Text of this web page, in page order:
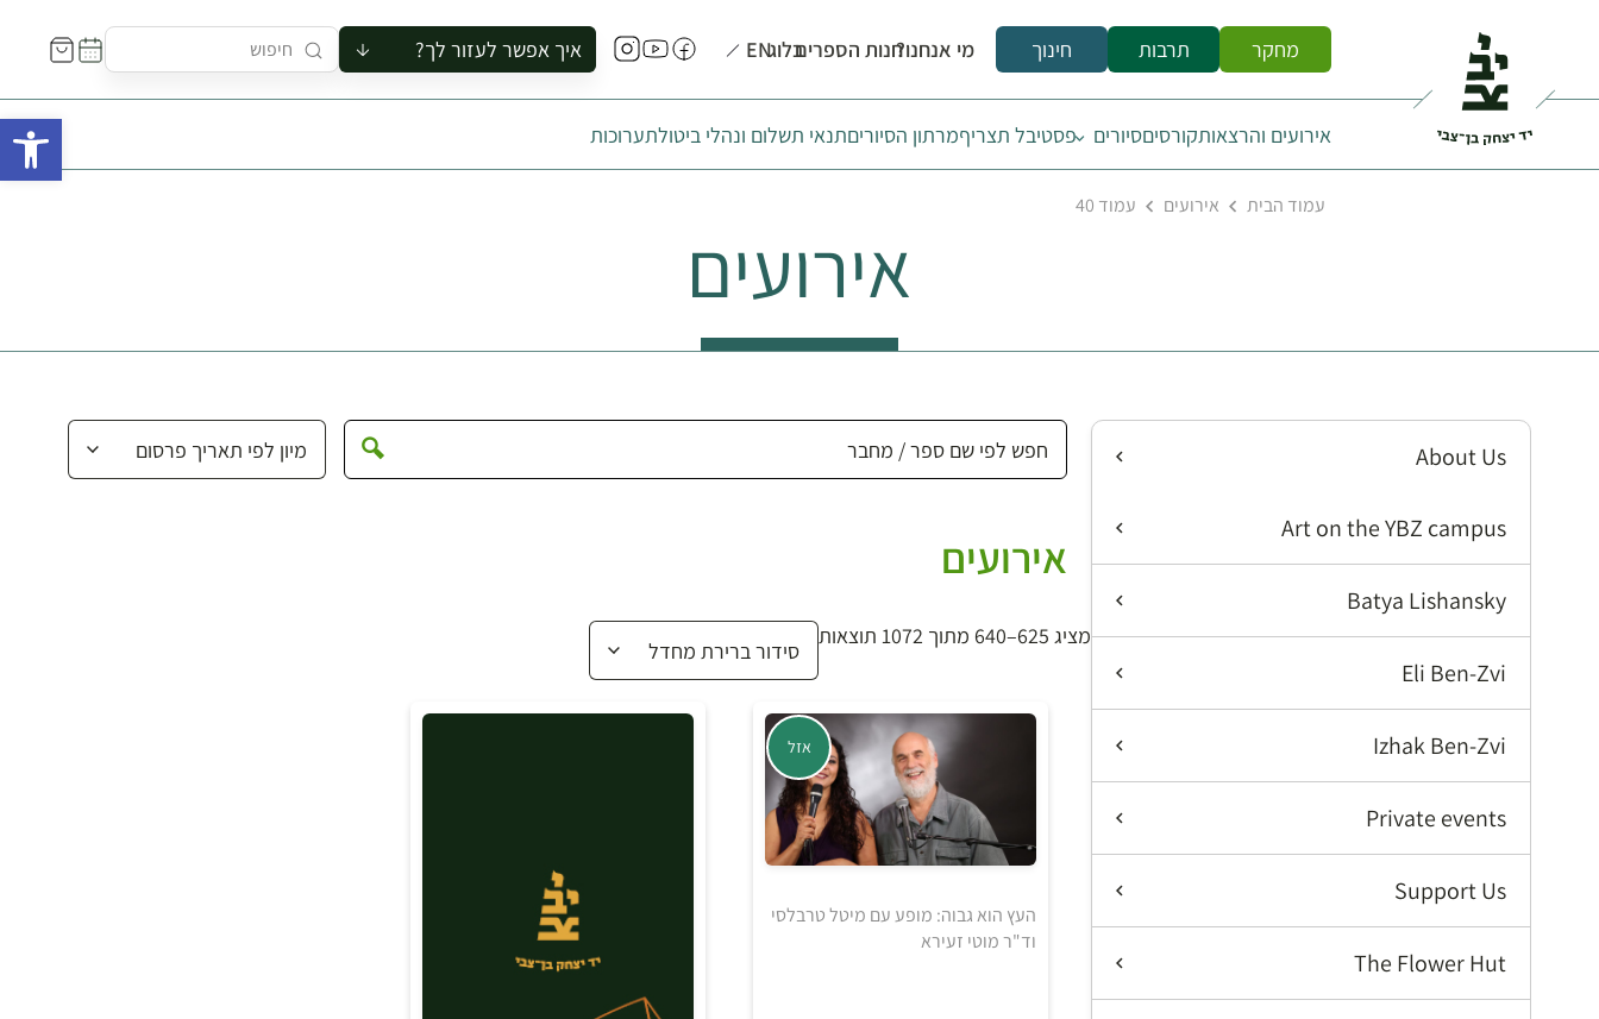
מחקר תרבות חינוך מי אנחנו?חנות הספריםבלוגEN איך אפשר לעזור לך?
להזמין סיור לקבוצה
להירשם לסיור
להירשם לקורס
אירועים והרצאותקורסיםסיורים פסטיבל תצריףמרתון הסיוריםתנאי תשלום ונהלי ביטולתערוכות
עמוד הבית אירועים עמוד 40
אירועים
About Us
Art on the YBZ campus
Batya Lishansky
Eli Ben-Zvi
Izhak Ben-Zvi
Private events
Support Us
The Flower Hut
אירועים
מציג 625–640 מתוך 1072 תוצאות
אזל
העץ הוא גבוה: מופע עם מיטל טרבלסי
וד"ר מוטי זעירא